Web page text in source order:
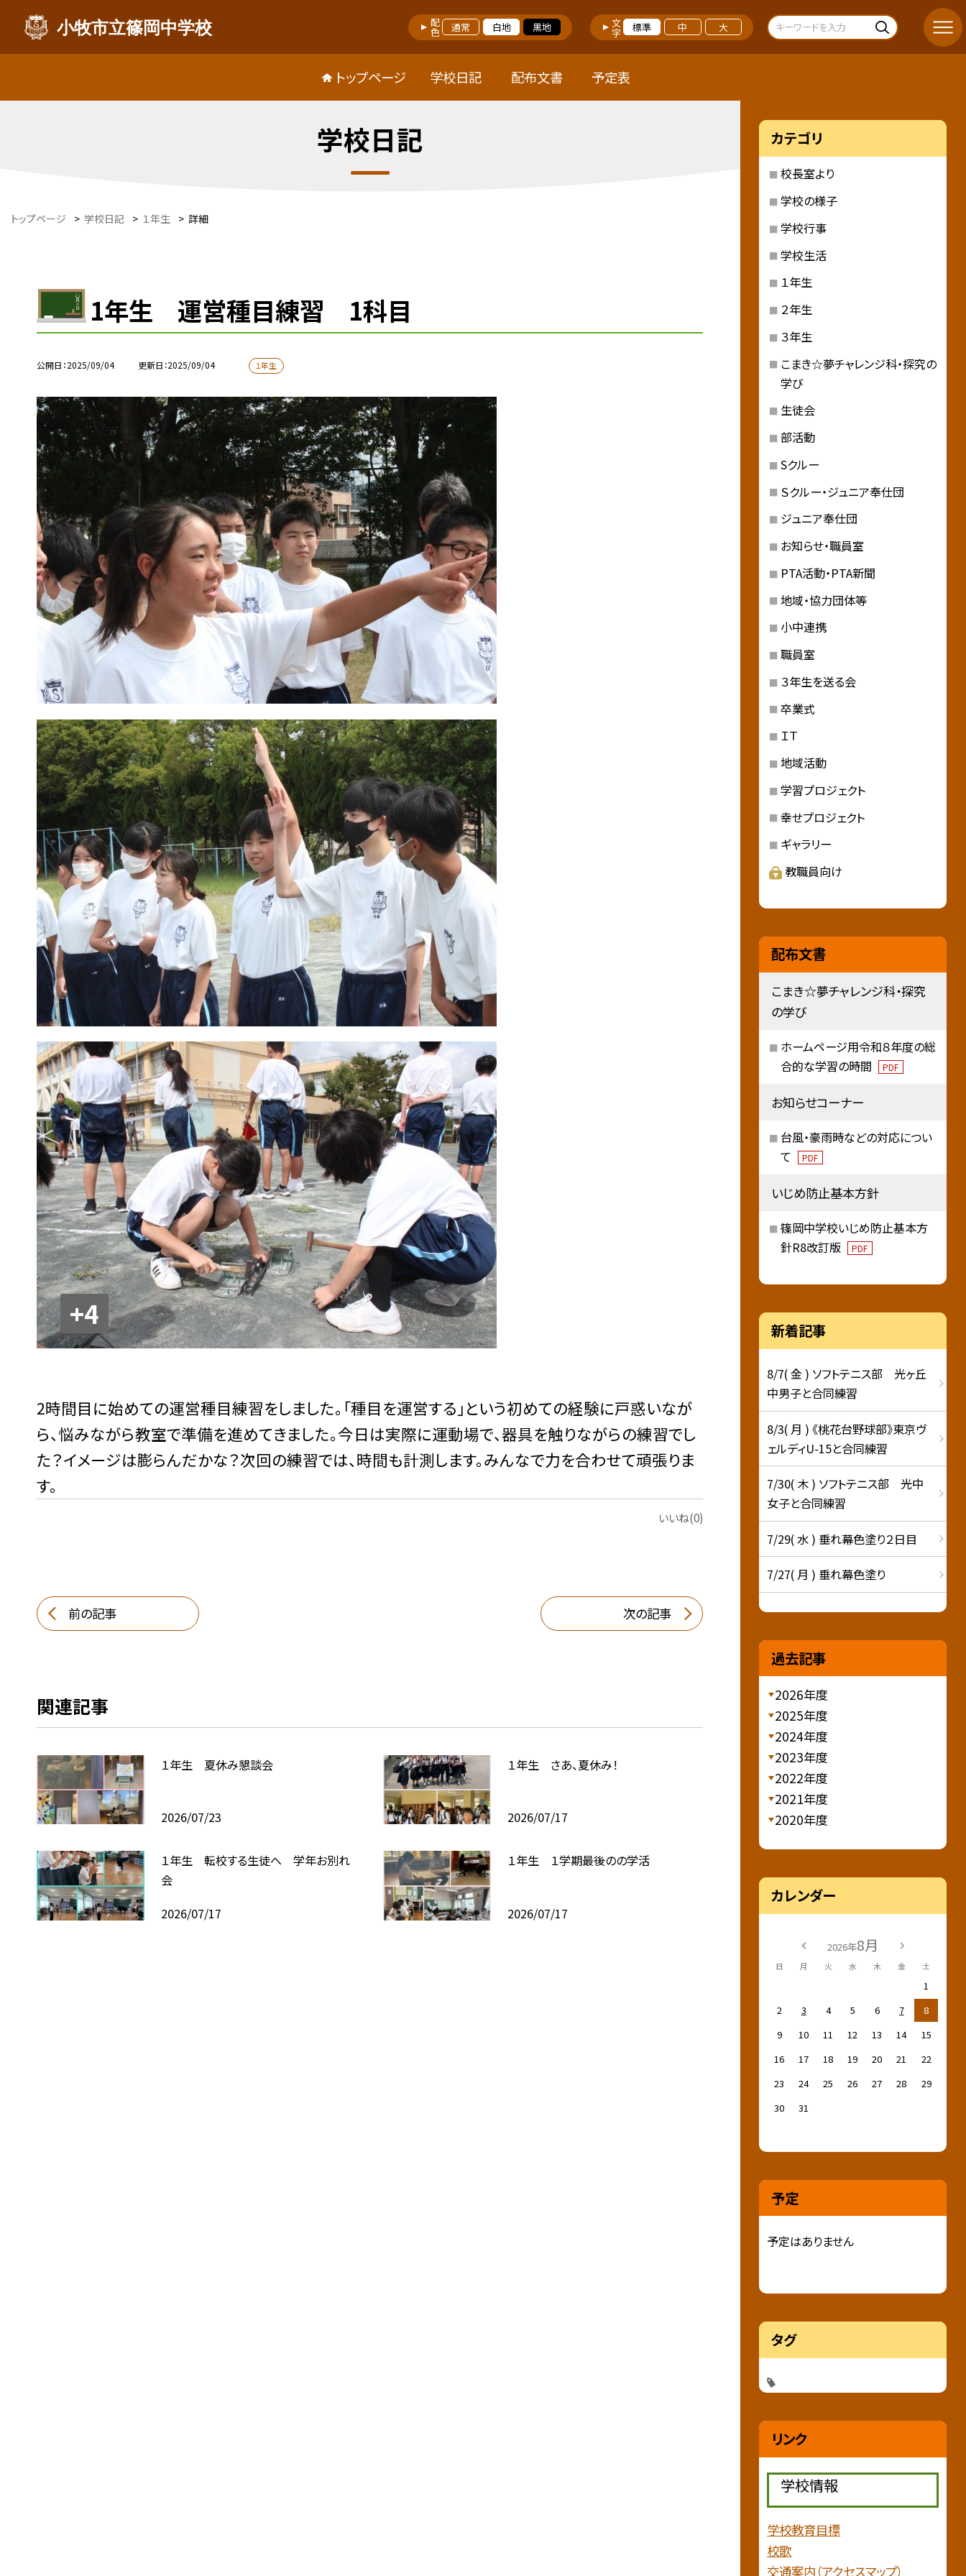
小牧市立篠岡中学校 配色 通常 白地 黒地 文字 標準 中 大
トップページ 学校日記 配布文書 予定表
学校日記
トップページ > 学校日記 > １年生 > 詳細
1年生 運営種目練習 1科目
公開日 2025/09/04 更新日 2025/09/04 １年生
+4
2時間目に始めての運営種目練習をしました。「種目を運営する」という初めての経験に戸惑いなが
ら、悩みながら教室で準備を進めてきました。今日は実際に運動場で、器具を触りながらの練習でし
た？イメージは膨らんだかな？次回の練習では、時間も計測します。みんなで力を合わせて頑張りま
す。
いいね(0)
前の記事 次の記事
関連記事
１年生 夏休み懇談会
2026/07/23
１年生 さあ、夏休み！
2026/07/17
１年生 転校する生徒へ 学年お別れ
会
2026/07/17
１年生 １学期最後のの学活
2026/07/17
カテゴリ
校長室より
学校の様子
学校行事
学校生活
１年生
２年生
３年生
こまき☆夢チャレンジ科・探究の
学び
生徒会
部活動
Sクルー
Ｓクルー・ジュニア奉仕団
ジュニア奉仕団
お知らせ・職員室
PTA活動・PTA新聞
地域・協力団体等
小中連携
職員室
３年生を送る会
卒業式
ＩＴ
地域活動
学習プロジェクト
幸せプロジェクト
ギャラリー
教職員向け
配布文書
こまき☆夢チャレンジ科・探究
の学び
ホームページ用令和８年度の総
合的な学習の時間
PDF
お知らせコーナー
台風・豪雨時などの対応につい
て
PDF
いじめ防止基本方針
篠岡中学校いじめ防止基本方
針R8改訂版
PDF
新着記事
8/7( 金 ) ソフトテニス部 光ヶ丘
中男子と合同練習
8/3( 月 ) 《桃花台野球部》東京ヴ
ェルディU-15と合同練習
7/30( 木 ) ソフトテニス部 光中
女子と合同練習
7/29( 水 ) 垂れ幕色塗り２日目
7/27( 月 ) 垂れ幕色塗り
過去記事
2026年度
2025年度
2024年度
2023年度
2022年度
2021年度
2020年度
カレンダー
2026年8月
日 月 火 水 木 金 土
1
2
3 4 5 6 7
8
9
10 11 12 13 14
15
16
17 18 19 20 21
22
23
24 25 26 27 28
29
30
31
予定
予定はありません
タグ
リンク
学校情報
学校教育目標
校歌
交通案内（アクセスマップ）